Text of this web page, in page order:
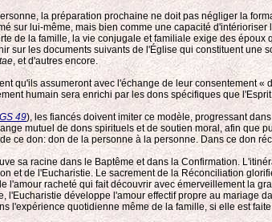
la préparation prochaine ne doit pas négliger la
sur lui-même, mais bien comme une capacité
de la famille, la vie conjugale et familiale exige des
sur les documents suivants de l'Église qui constituent
, et d'autres encore.
qu'ils assumeront avec l'échange de leur consentement
humain sera enrichi par les dons spécifiques que
GS 49), les fiancés doivent imiter ce modèle, progressant
mutuel de dons spirituels et de soutien moral, afin que
don: don de la personne à la personne. Dans ce don
sa racine dans le Baptême et dans la Confirmation.
et de l'Eucharistie. Le sacrement de la Réconciliation
racheté qui fait découvrir avec émerveillement la
développe l'amour effectif propre au mariage
l'expérience quotidienne même de la famille, si elle est